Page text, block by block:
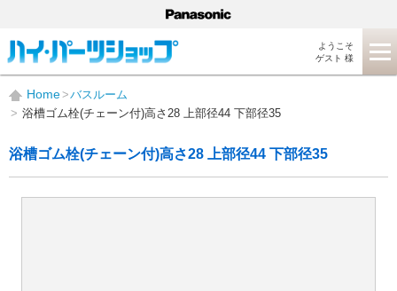
ようこそ
ゲスト 様
Home
バスルーム
浴槽ゴム栓(チェーン付)高さ28 上部径44 下部径35
浴槽ゴム栓(チェーン付)高さ28 上部径44 下部径35